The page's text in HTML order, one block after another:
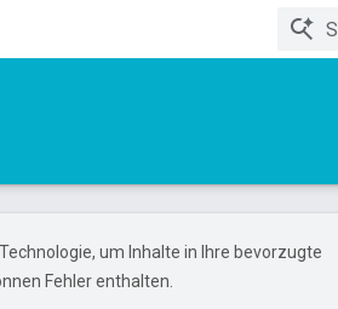
um Inhalte in Ihre bevorzugte
Fehler enthalten.